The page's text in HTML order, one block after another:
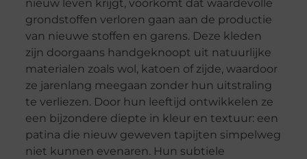
nieuw leven krijgt, voorkomt dat waardevolle
grondstoffen verloren gaan aan de productie
van nieuwe stoffen en garens. Deze kleden
zijn doorgaans handgeknoopt uit natuurlijke
materialen zoals wol, katoen of zijde, waardoor
ze jarenlang meegaan zonder hun uitstraling
te verliezen. Door hun leeftijd ontwikkelen ze
een bijzondere diepte in kleur en textuur: een
patina die nieuw geweven tapijten simpelweg
niet kunnen evenaren. Hun subtiele